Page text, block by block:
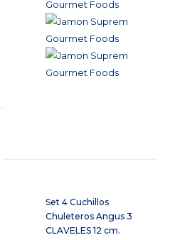
Set 4 Cuchillos
Chuleteros Angus 3
CLAVELES 12 cm.